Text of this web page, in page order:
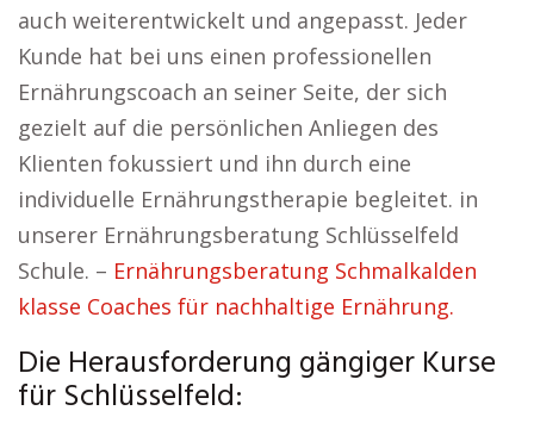
auch weiterentwickelt und angepasst. Jeder
Kunde hat bei uns einen professionellen
Ernährungscoach an seiner Seite, der sich
gezielt auf die persönlichen Anliegen des
Klienten fokussiert und ihn durch eine
individuelle Ernährungstherapie begleitet. in
unserer Ernährungsberatung Schlüsselfeld
Schule. – Ernährungsberatung Schmalkalden
klasse Coaches für nachhaltige Ernährung.
Die Herausforderung gängiger Kurse
für Schlüsselfeld: